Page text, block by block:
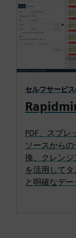
セルフサービ
PDF、スプ
ソースから
換、クレン
を活用して
と明確なデ